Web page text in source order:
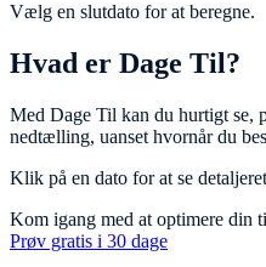
Vælg en slutdato for at beregne.
Hvad er Dage Til?
Med Dage Til kan du hurtigt se,
nedtælling, uanset hvornår du
Klik på en dato for at se
Kom igang med at optimere din
Prøv gratis i 30 dage